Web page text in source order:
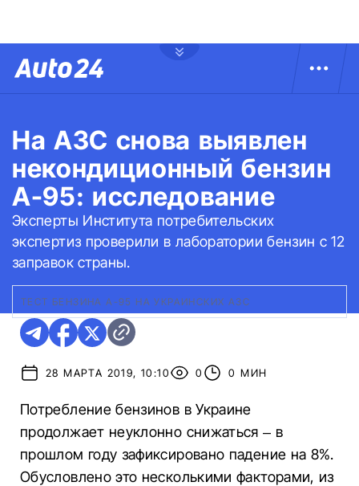
На АЗС снова выявлен
некондиционный бензин
А-95: исследование
Эксперты Института потребительских
экспертиз проверили в лаборатории бензин с 12
заправок страны.
ТЕСТ БЕНЗИНА А-95 НА УКРАИНСКИХ АЗС
28 МАРТА 2019, 10:10 0 0 МИН
Потребление бензинов в Украине
продолжает неуклонно снижаться – в
прошлом году зафиксировано падение на 8%.
Обусловлено это несколькими факторами, из